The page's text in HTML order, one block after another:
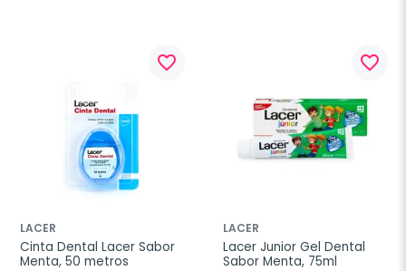
favorite_border
LACER
Cinta Dental Lacer Sabor
Menta, 50 metros
favorite_border
LACER
Lacer Junior Gel Dental
Sabor Menta, 75ml